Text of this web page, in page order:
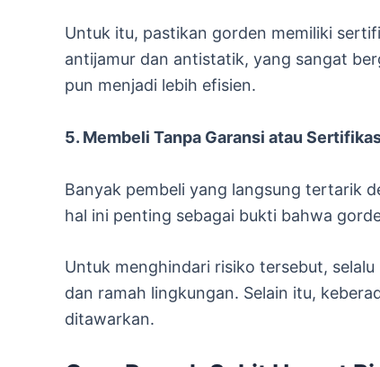
Untuk itu, pastikan gorden memiliki
antijamur dan antistatik, yang sangat
pun menjadi lebih efisien.
5. Membeli Tanpa Garansi atau
Banyak pembeli yang langsung tertarik
hal ini penting sebagai bukti bahwa
Untuk menghindari risiko tersebut,
dan ramah lingkungan. Selain itu,
ditawarkan.